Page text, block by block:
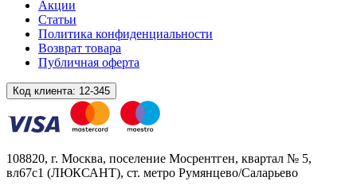
Акции
Статьи
Политика конфиденциальности
Возврат товара
Публичная оферта
Код клиента: 12-345
108820, г. Москва, поселение Мосрентген, квартал № 5,
вл67с1 (ЛЮКСАНТ), ст. метро Румянцево/Саларьево